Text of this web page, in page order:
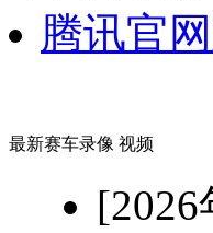
腾讯官
最新赛车录像 视频
[2026